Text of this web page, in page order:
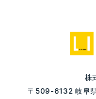
株
〒509-6132 岐阜